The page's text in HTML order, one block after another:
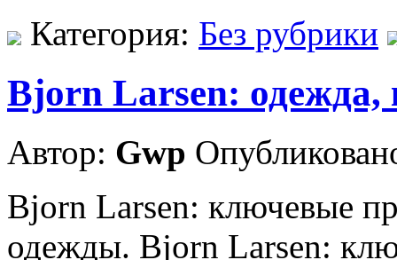
Категория: Без рубрики
Bjorn Larsen: одежда,
Автор: Gwp
Bjorn Larsen: ключевые
одежды. Bjorn Larsen: